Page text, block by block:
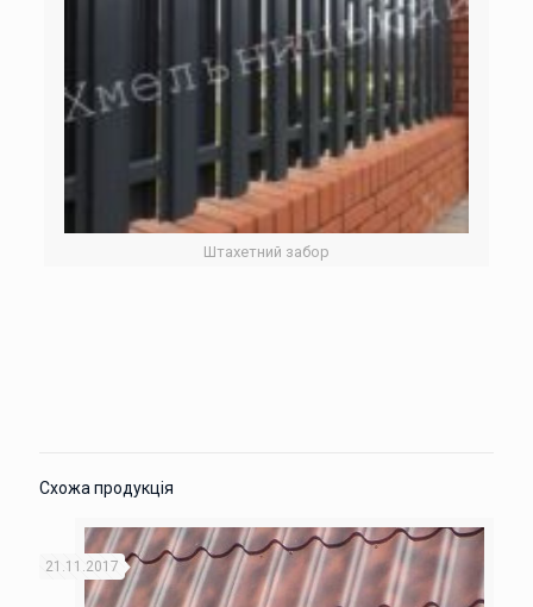
Штахетний забор
Схожа продукція
21.11.2017